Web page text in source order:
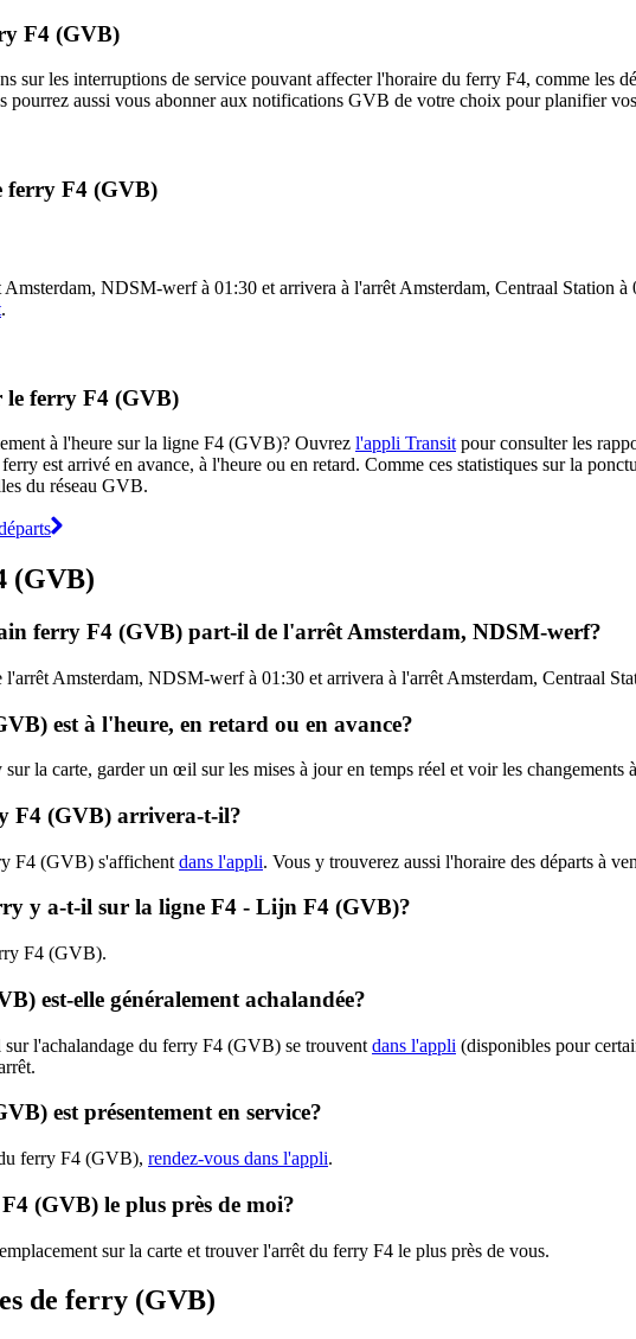
F4 (GVB)
sur les interruptions de service pouvant affecter l'horaire du ferry F4, comme les
pourrez aussi vous abonner aux notifications GVB de votre choix pour planifier
ferry F4 (GVB)
NDSM-werf à 01:30 et arrivera à l'arrêt Amsterdam, Centraal Station
.
le ferry F4 (GVB)
à l'heure sur la ligne F4 (GVB)? Ouvrez l'appli Transit pour consulter les
est arrivé en avance, à l'heure ou en retard. Comme ces statistiques sur la
du réseau GVB.
(GVB)
ferry F4 (GVB) part-il de l'arrêt Amsterdam, NDSM-werf?
Amsterdam, NDSM-werf à 01:30 et arrivera à l'arrêt Amsterdam, Centraal
est à l'heure, en retard ou en avance?
la carte, garder un œil sur les mises à jour en temps réel et voir les
F4 (GVB) arrivera-t-il?
F4 (GVB) s'affichent dans l'appli. Vous y trouverez aussi l'horaire des départs à
y a-t-il sur la ligne F4 - Lijn F4 (GVB)?
F4 (GVB).
est-elle généralement achalandée?
l'achalandage du ferry F4 (GVB) se trouvent dans l'appli (disponibles pour
est présentement en service?
ferry F4 (GVB), rendez-vous dans l'appli.
(GVB) le plus près de moi?
sur la carte et trouver l'arrêt du ferry F4 le plus près de vous.
de ferry (GVB)